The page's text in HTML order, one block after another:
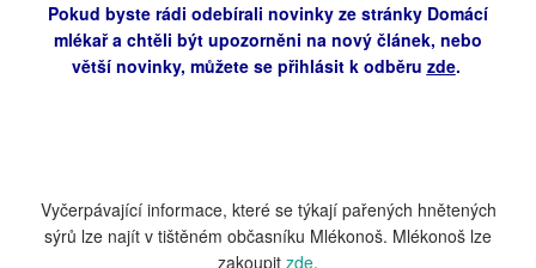
Pokud byste rádi odebírali novinky ze stránky Domácí
mlékař a chtěli být upozorněni na nový článek, nebo
větší novinky, můžete se přihlásit k odběru zde.
Vyčerpávající informace, které se týkají pařených hnětených
sýrů lze najít v tištěném občasníku Mlékonoš. Mlékonoš lze
zakoupit zde.